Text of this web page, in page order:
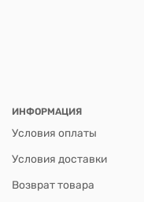
ИНФОРМАЦИЯ
Условия оплаты
Условия доставки
Возврат товара